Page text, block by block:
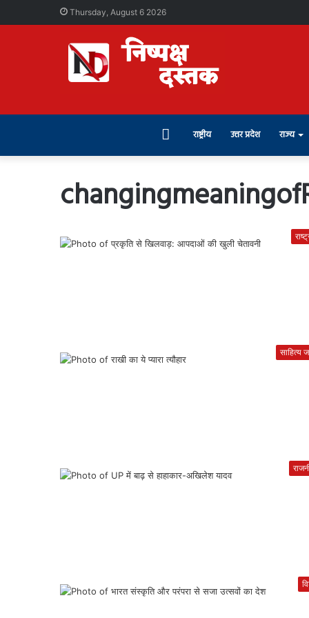
Thursday, August 6 2026
राष्ट्रीय उत्तर प्रदेश राज्य
साहित्य